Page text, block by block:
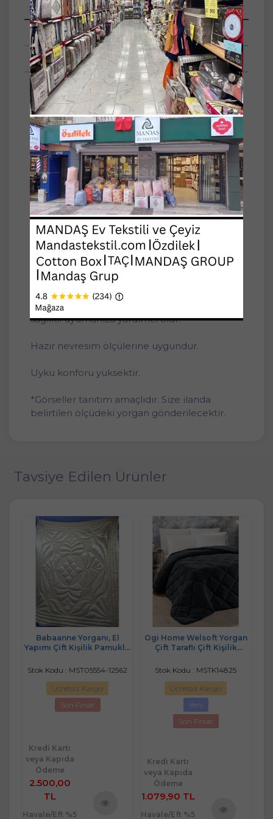
Açıklamalar
Taksit Seçenekleri
Tüm Yorumlar
EL EMEĞİ, EL SIRMASI, PAMUKLU ÇİFT
KİŞİLİK BABAANNE YORGANI...
DAHA SAĞLIKLI UYUMAYA YARDIMCI OLUR...
PARA İADE GARANTİSİ...
Ölçü: 195x215cm -+
Pamuklu İç Dolgu
Üst Yüzey Saten Kumaş, Alt Yüzey Pamuklu
Kumaş
Ağırlık: 4000gr -+
Silikon yorganlar gibi terletme yapmaz. Daha
sağlıklı uyumanıza yardımcı olur.
Hazır nevresim ölçülerine uygundur.
Uyku konforu yüksektir.
*Görseller tanıtım amaçlıdır. Size ilanda
belirtilen ölçüdeki yorgan gönderilecektir.
Tavsiye Edilen Ürünler
Babaanne Yorganı, El
Yapımı Çift Kişilik Pamuklu
ÇİÇEĞİ PUDRA
Stok Kodu : MST05554-12562
Ücretsiz Kargo
Son Fırsat
Kredi Kartı
veya Kapıda
Ödeme
2.500,00
TL
Havale/Eft %5
Ogi Home Welsoft Yorgan
Çift Taraflı Çift Kişilik
Stok Kodu : MSTK14825
Ücretsiz Kargo
Yeni
Son Fırsat
Kredi Kartı
veya Kapıda
Ödeme
1.079,90 TL
Havale/Eft %5